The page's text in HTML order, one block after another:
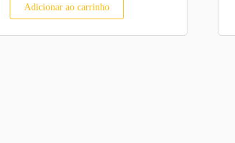
Adicionar ao carrinho